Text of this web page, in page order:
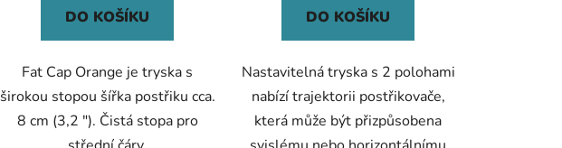
DO KOŠÍKU
Fat Cap Orange je tryska s
širokou stopou šířka postřiku cca.
8 cm (3,2 "). Čistá stopa pro
DO KOŠÍKU
Nastavitelná tryska s 2 polohami
nabízí trajektorii postřikovače,
která může být přizpůsobena